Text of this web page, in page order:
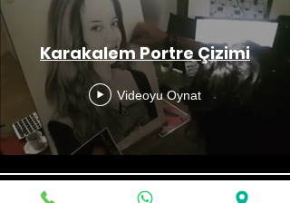
Karakalem Portre Çizimi
Videoyu Oynat